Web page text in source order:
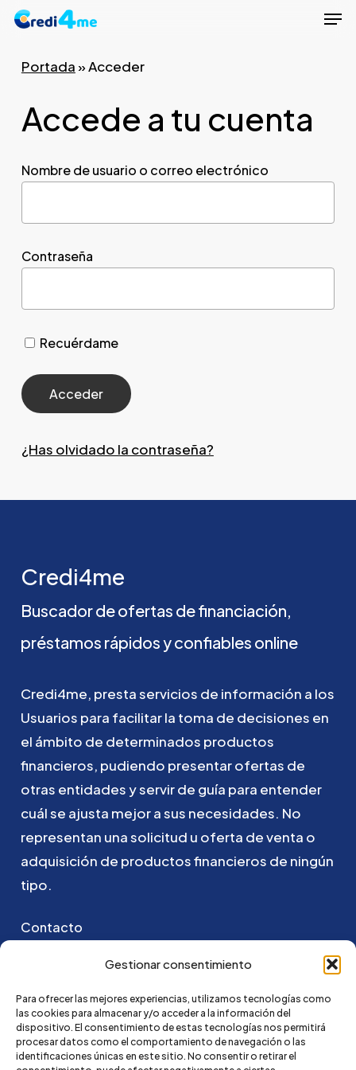
Gestionar consentimiento
Para ofrecer las mejores experiencias, utilizamos tecnologías como
las cookies para almacenar y/o acceder a la información del
dispositivo. El consentimiento de estas tecnologías nos permitirá
procesar datos como el comportamiento de navegación o las
identificaciones únicas en este sitio. No consentir o retirar el
Skip
mainPortada»Acceder
Accede a tu cuenta
Nombre de usuario o correo electrónico
Contraseña
Recuérdame
¿Has olvidado la contraseña?
Credi4me
Buscadordeofertas definanciación,
préstamos rápidosyconfiables online
Credi4me, prestaservicios de información a los
Usuarios para facilitarla toma de decisiones en
el ámbito de determinados productos
financieros, pudiendo presentarofertas de
otras entidadesyservirde guía para entender
cuálse ajusta mejorasus necesidades. No
representan unasolicitud u oferta deventa o
adquisición de productosfinancieros de ningún
tipo.
Contacto
Puedes ponerte en contacto con nosotros
go@credi4me.com